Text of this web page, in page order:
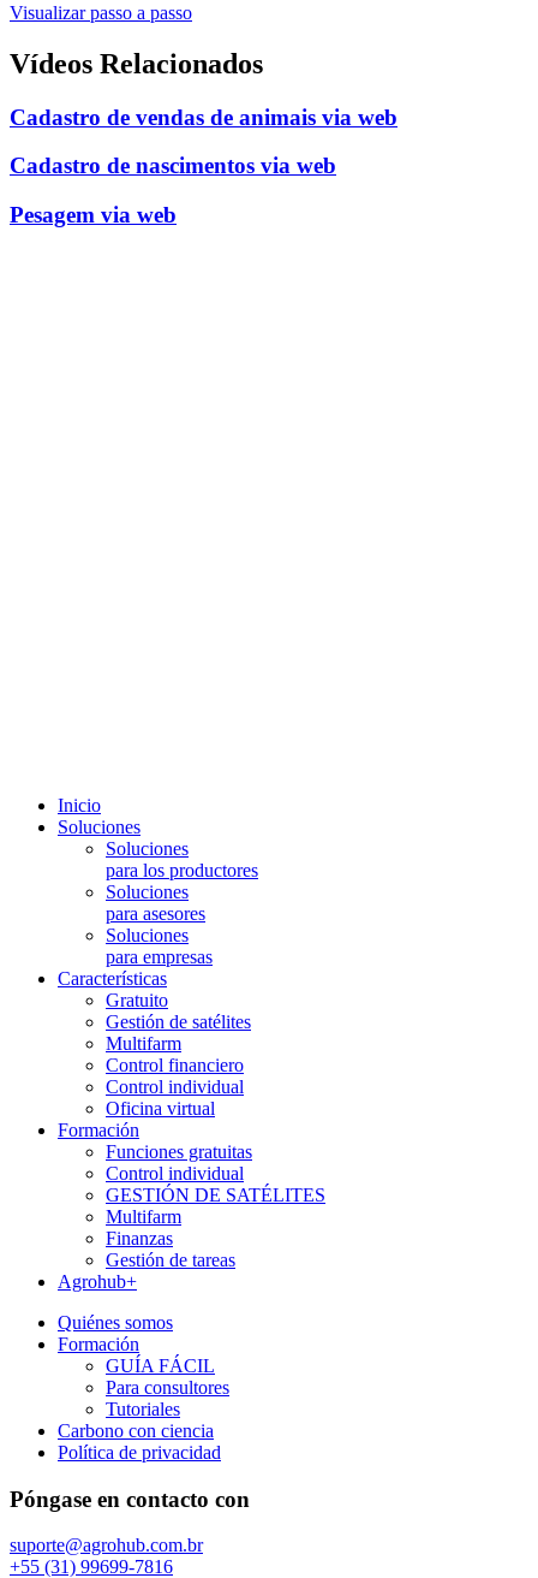
WhatsApp
Visualizar passo a passo
Vídeos Relacionados
Cadastro de vendas de animais via web
Cadastro de nascimentos via web
Pesagem via web
Inicio
Soluciones
Soluciones
para los productores
Soluciones
para asesores
Soluciones
para empresas
Características
Gratuito
Gestión de satélites
Multifarm
Control financiero
Control individual
Oficina virtual
Formación
Funciones gratuitas
Control individual
GESTIÓN DE SATÉLITES
Multifarm
Finanzas
Gestión de tareas
Agrohub+
Quiénes somos
Formación
GUÍA FÁCIL
Para consultores
Tutoriales
Carbono con ciencia
Política de privacidad
Póngase en contacto con
suporte@agrohub.com.br
+55 (31) 99699-7816